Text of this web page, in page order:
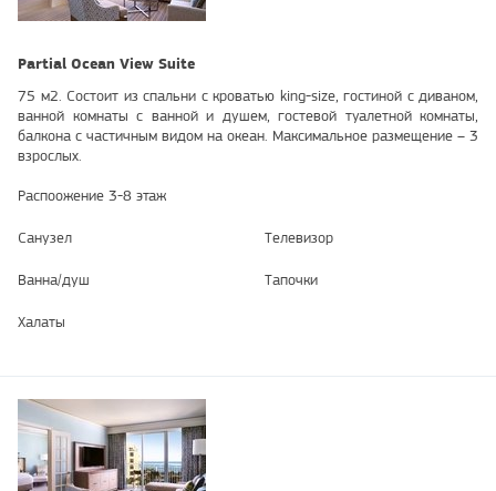
Partial Ocean View Suite
75 м2. Состоит из спальни с кроватью king-size, гостиной с диваном,
ванной комнаты с ванной и душем, гостевой туалетной комнаты,
балкона с частичным видом на океан. Максимальное размещение – 3
взрослых.
Распоожение 3-8 этаж
Санузел Телевизор
Ванна/душ Тапочки
Халаты